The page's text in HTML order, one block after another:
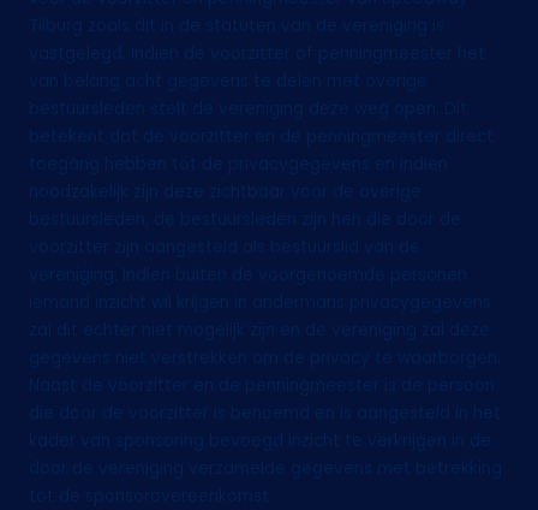
Tilburg zoals dit in de statuten van de vereniging is
vastgelegd. Indien de voorzitter of penningmeester het
van belang acht gegevens te delen met overige
bestuursleden stelt de vereniging deze weg open. Dit
betekent dat de voorzitter en de penningmeester direct
toegang hebben tot de privacygegevens en indien
noodzakelijk zijn deze zichtbaar voor de overige
bestuursleden, de bestuursleden zijn hen die door de
voorzitter zijn aangesteld als bestuurslid van de
vereniging. Indien buiten de voorgenoemde personen
iemand inzicht wil krijgen in andermans privacygegevens
zal dit echter niet mogelijk zijn en de vereniging zal deze
gegevens niet verstrekken om de privacy te waarborgen.
Naast de voorzitter en de penningmeester is de persoon
die door de voorzitter is benoemd en is aangesteld in het
kader van sponsoring bevoegd inzicht te verkrijgen in de
door de vereniging verzamelde gegevens met betrekking
tot de sponsorovereenkomst.